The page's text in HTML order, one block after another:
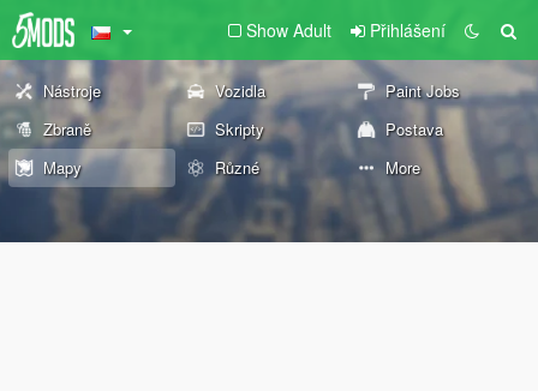
Show Adult Přihlášení
Nástroje Vozidla
Paint Jobs
Zbraně
Skripty
Postava
Mapy
Různé More